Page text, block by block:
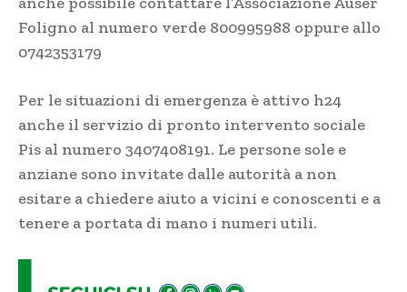
Foligno al numero verde 800995988 oppure allo
0742353179
Per le situazioni di emergenza è attivo h24
anche il servizio di pronto intervento sociale
Pis al numero 3407408191. Le persone sole e
anziane sono invitate dalle autorità a non
esitare a chiedere aiuto a vicini e conoscenti e a
tenere a portata di mano i numeri utili.